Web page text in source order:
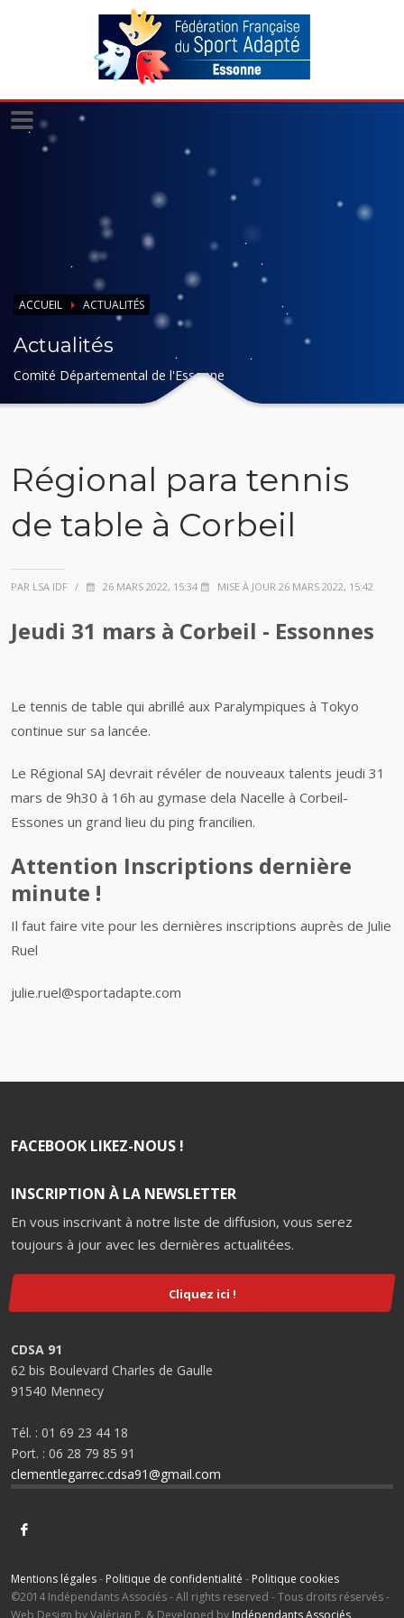
ACCUEIL ACTUALITÉS
Actualités
Comité Départemental de l'Essonne
Régional para tennis
de table à Corbeil
PAR LSA IDF / 26 MARS 2022, 15:34 MISE À JOUR 26 MARS 2022, 15:42
Jeudi 31 mars à Corbeil - Essonnes
Le tennis de table qui abrillé aux Paralympiques à Tokyo
continue sur sa lancée.
Le Régional SAJ devrait révéler de nouveaux talents jeudi 31
mars de 9h30 à 16h au gymase dela Nacelle à Corbeil-
Essones un grand lieu du ping francilien.
Attention Inscriptions dernière
minute !
Il faut faire vite pour les dernières inscriptions auprès de Julie
Ruel
julie.ruel@sportadapte.com
FACEBOOK LIKEZ-NOUS !
INSCRIPTION À LA NEWSLETTER
En vous inscrivant à notre liste de diffusion, vous serez
toujours à jour avec les dernières actualitées.
Cliquez ici !
CDSA 91
62 bis Boulevard Charles de Gaulle
91540 Mennecy
Tél. : 01 69 23 44 18
Port. : 06 28 79 85 91
clementlegarrec.cdsa91@gmail.com
Mentions légales- Politique de confidentialité - Politique cookies
©2014 Indépendants Associés - All rights reserved - Tous droits réservés -
Web Design by Valérian P. & Developed by Indépendants Associés
Panneau de gestion des cookies